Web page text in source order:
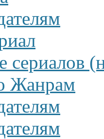
сериалов
Жанрам